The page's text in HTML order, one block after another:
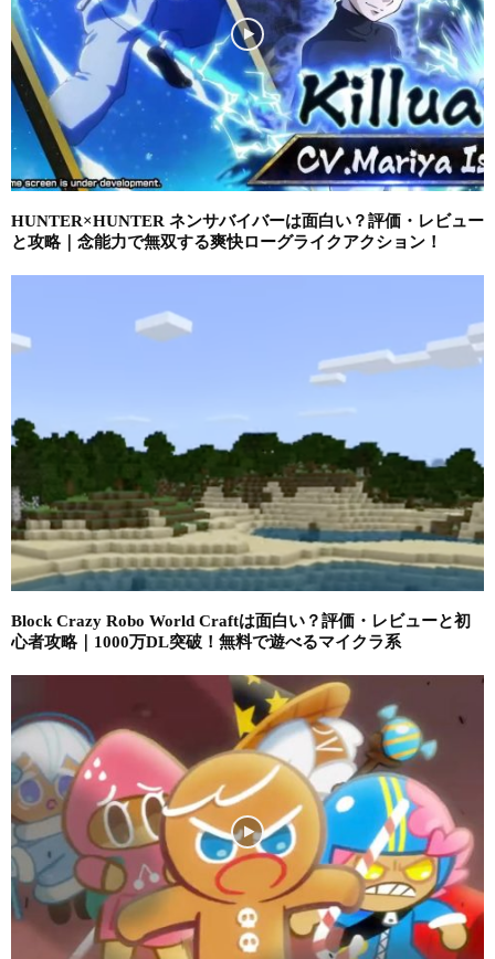
HUNTER×HUNTER ネンサバイバーは面白い？評価・レビュー
と攻略｜念能力で無双する爽快ローグライクアクション！
Block Crazy Robo World Craftは面白い？評価・レビューと初
心者攻略｜1000万DL突破！無料で遊べるマイクラ系